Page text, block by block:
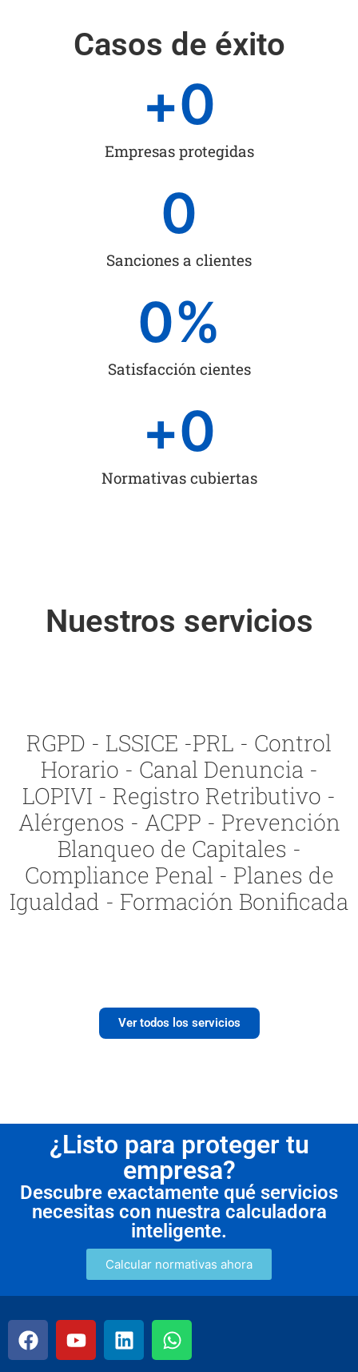
Casos de éxito
Empresas protegidas
+0
Sanciones a clientes
0
Satisfacción cientes
0%
Normativas cubiertas
+0
Nuestros servicios
RGPD - LSSICE -PRL - Control
Horario - Canal Denuncia -
LOPIVI - Registro Retributivo -
Alérgenos - ACPP - Prevención
Blanqueo de Capitales -
Compliance Penal - Planes de
Igualdad - Formación Bonificada
Ver todos los servicios
¿Listo para proteger tu
empresa?
Descubre exactamente qué servicios
necesitas con nuestra calculadora
inteligente.
Calcular normativas ahora